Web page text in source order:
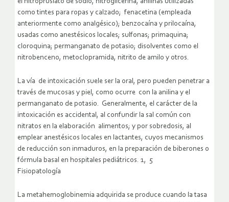
como tintes para ropas y calzado; fenacetina (empleada
anteriormente como analgésico); benzocaína y prilocaína,
usadas como anestésicos locales; sulfonas; primaquina;
cloroquina; permanganato de potasio; disolventes como el
nitrobenceno, metoclopramida, nitrito de amilo y otros.
La vía de intoxicación suele ser la oral, pero pueden penetrar a
través de mucosas y piel, como ocurre con la anilina y el
permanganato de potasio. Generalmente, el carácter de la
intoxicación es accidental, al confundir la sal común con
nitratos en la elaboración alimentos; y por sobredosis, al
emplear anestésicos locales en lactantes, cuyos mecanismos
de reducción son inmaduros, en la preparación de biberones o
fórmula basal en hospitales pediátricos. 1, 5
Fisiopatología
La metahemoglobinemia adquirida se produce cuando la tasa